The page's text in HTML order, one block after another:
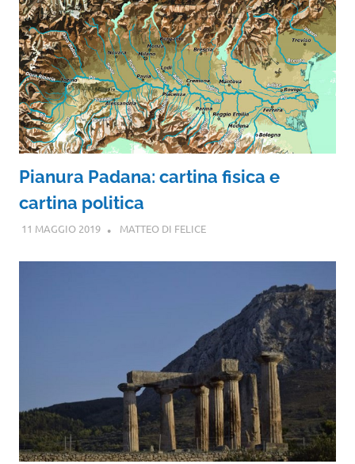
Pianura Padana: cartina fisica e
cartina politica
11 MAGGIO 2019 MATTEO DI FELICE